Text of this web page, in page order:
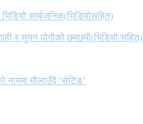
सार्बजनिक(भिडियोसहित)
र सुमन योगीको छमछमी(भिडियो सहित)
मौलाउँदै ‘सेटिङ’